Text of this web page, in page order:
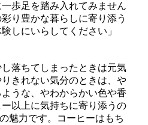
歩足を踏み入れてみません
り豊かな暮らしに寄り添う
しにいらしてください」
し落ちてしまったときは元気
きれない気分のときは、や
うな、やわからかい色や香
以上に気持ちに寄り添うの
魅力です。コーヒーはもち